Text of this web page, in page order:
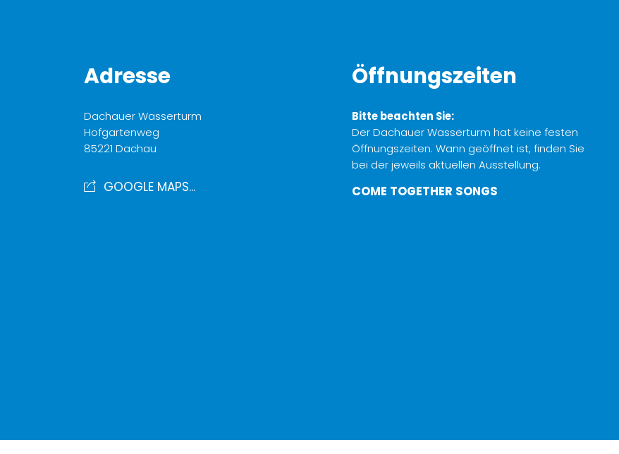
Adresse
Dachauer Wasserturm
Hofgartenweg
85221 Dachau
GOOGLE MAPS...
Öffnungszeiten
Bitte beachten Sie:
Der Dachauer Wasserturm hat keine festen
Öffnungszeiten. Wann geöffnet ist, finden Sie
bei der jeweils aktuellen Ausstellung.
COME TOGETHER SONGS